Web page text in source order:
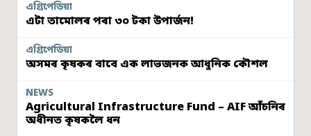
এগ্ৰিপেডিয়া
এটা তামোলৰ পৰা ৩০ টকা উপাৰ্জন!
এগ্ৰিপেডিয়া
অসমৰ কৃষকৰ বাবে এক লাভজনক আধুনিক কৌশল
NEWS
Agricultural Infrastructure Fund – AIF আঁচনিৰ
অধীনত কৃষকলৈ ধন